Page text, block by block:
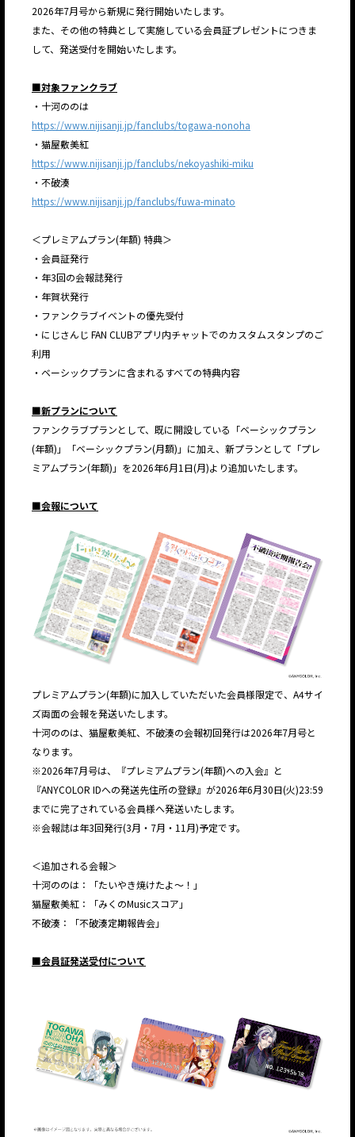
2026年7月号から新規に発行開始いたします。
また、その他の特典として実施している会員証プレゼントにつきま
して、発送受付を開始いたします。
■対象ファンクラブ
・十河ののは
https://www.nijisanji.jp/fanclubs/togawa-nonoha
・猫屋敷美紅
https://www.nijisanji.jp/fanclubs/nekoyashiki-miku
・不破湊
https://www.nijisanji.jp/fanclubs/fuwa-minato
＜プレミアムプラン(年額) 特典＞
・会員証発行
・年3回の会報誌発行
・年賀状発行
・ファンクラブイベントの優先受付
・にじさんじ FAN CLUBアプリ内チャットでのカスタムスタンプのご
利用
・ベーシックプランに含まれるすべての特典内容
■新プランについて
ファンクラブプランとして、既に開設している「ベーシックプラン
(年額)」「ベーシックプラン(月額)」に加え、新プランとして「プレ
ミアムプラン(年額)」を2026年6月1日(月)より追加いたします。
■会報について
プレミアムプラン(年額)に加⼊していただいた会員様限定で、A4サイ
ズ両⾯の会報を発送いたします。
十河ののは、猫屋敷美紅、不破湊の会報初回発行は2026年7月号と
なります。
※2026年7月号は、『プレミアムプラン(年額)への入会』と
『ANYCOLOR IDへの発送先住所の登録』が2026年6月30日(火)23:59
までに完了されている会員様へ発送いたします。
※会報誌は年3回発⾏(3⽉・7⽉・11⽉)予定です。
＜追加される会報＞
十河ののは：「たいやき焼けたよ～！」
猫屋敷美紅：「みくのMusicスコア」
不破湊：「不破湊定期報告会」
■会員証発送受付について